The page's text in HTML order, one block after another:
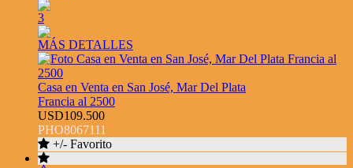
3
MÁS DETALLES
Casa en Venta en San José, Mar Del Plata
Francia al 2500
USD109.500
PHO8067111
+/- Favorito